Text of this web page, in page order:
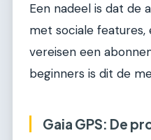
Een nadeel is dat de
met sociale
vereisen een
beginners is dit de
Gaia GPS: De